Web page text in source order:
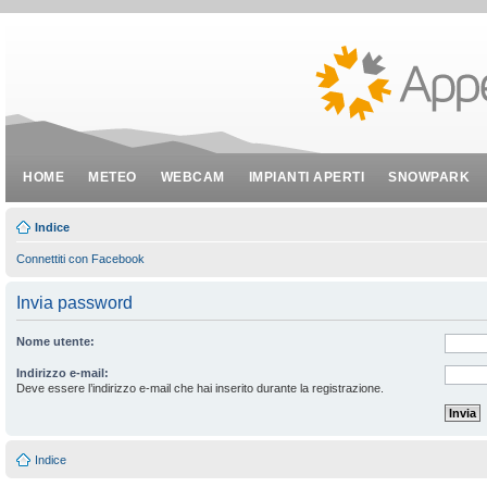
HOME METEO WEBCAM IMPIANTI APERTI SNOWPARK
Indice
Connettiti con Facebook
Invia password
Nome utente:
Indirizzo e-mail:
Deve essere l’indirizzo e-mail che hai inserito durante la registrazione.
Indice